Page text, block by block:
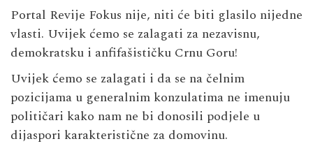
Portal Revije Fokus nije, niti će biti glasilo nijedne
vlasti. Uvijek ćemo se zalagati za nezavisnu,
demokratsku i anfifašističku Crnu Goru!
Uvijek ćemo se zalagati i da se na čelnim
pozicijama u generalnim konzulatima ne imenuju
političari kako nam ne bi donosili podjele u
dijaspori karakteristične za domovinu.